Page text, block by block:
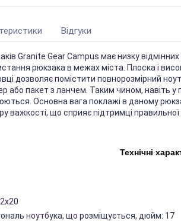
Відгуки
Granite Gear Campus має низку
рюкзака в межах міста. Плоска і
дозволяє помістити повнорозмірний
або пакет з ланчем. Таким чином, навіть у
Основна вага поклажі в даному
важкості, що сприяє підтримці правильної
Технічні
ноутбука, що розміщується, дюйм: 17